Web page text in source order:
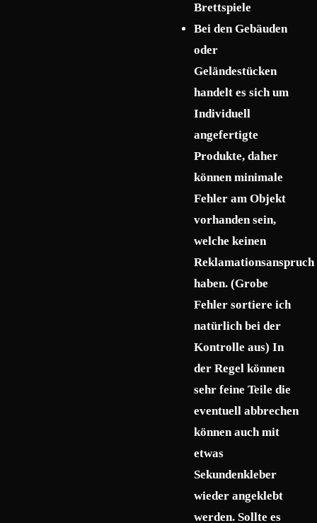
Brettspiele
Bei den Gebäuden
oder
Geländestücken
handelt es sich um
Individuell
angefertigte
Produkte, daher
können minimale
Fehler am Objekt
vorhanden sein,
welche keinen
Reklamationsanspruch
haben. (Grobe
Fehler sortiere ich
natürlich bei der
Kontrolle aus) In
der Regel können
sehr feine Teile die
eventuell abbrechen
können auch mit
etwas
Sekundenkleber
wieder angeklebt
werden. Sollte es